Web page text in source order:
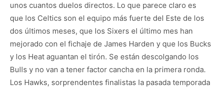
unos cuantos duelos directos. Lo que parece claro es
que los Celtics son el equipo más fuerte del Este de los
dos últimos meses, que los Sixers el último mes han
mejorado con el fichaje de James Harden y que los Bucks
y los Heat aguantan el tirón. Se están descolgando los
Bulls y no van a tener factor cancha en la primera ronda.
Los Hawks, sorprendentes finalistas la pasada temporada